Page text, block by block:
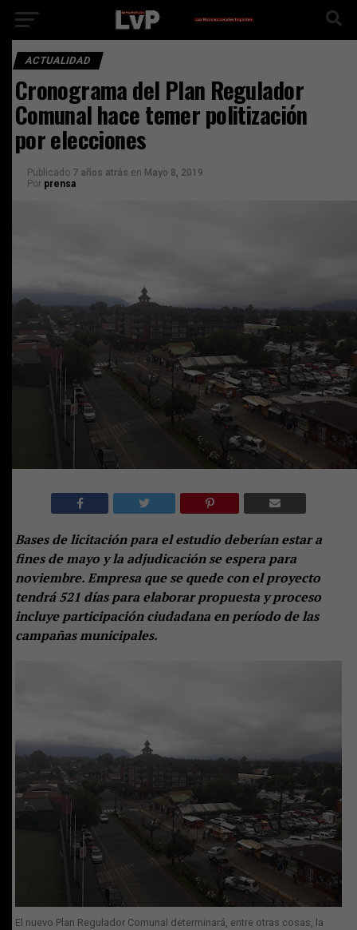
ACTUALIDAD
Cronograma del Plan Regulador
Comunal hace temer politización
por elecciones
Publicado 7 años atrás en Mayo 8, 2019
Por prensa
Bases de licitación para el estudio deberían estar a
fines de mayo y la adjudicación se espera para
noviembre. Empresa que se quede con el proyecto
tendrá 521 días para elaborar propuesta y proceso
incluye participación ciudadana en período de las
campañas municipales.
El nuevo Plan Regulador Comunal determinará, entre otras cosas, la